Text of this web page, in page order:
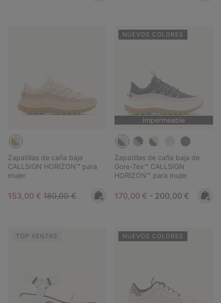
Zapatillas de caña baja
CALLSIGN HORIZON™ para
mujer
Sale price:
153,00 € Regular price:
180,00 €
NUEVOS COLORES
Impermeable
Zapatillas de caña baja de
Gore-Tex™ CALLSIGN
HORIZON™ para mujer
Minimum sale price:
170,00 € - Maximum price:
200,00 €
TOP VENTAS NUEVOS COLORES